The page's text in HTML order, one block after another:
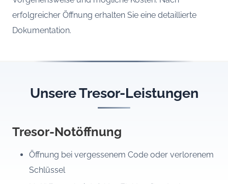
erfolgreicher Öffnung erhalten Sie eine detaillierte
Dokumentation.
Unsere Tresor-Leistungen
Tresor-Notöffnung
Öffnung bei vergessenem Code oder verlorenem
Schlüssel